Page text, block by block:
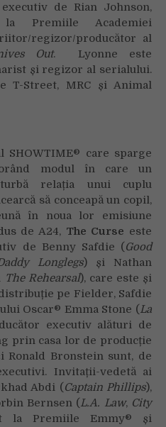
de Rian Johnson,
Premiile Academiei
regizor/producător al
Out. Lyonne este
și regizor al serialului.
T-Street, MRC și Animal
SHOWTIME® care sparge
modul în care un
relația unui cuplu
să conceapă un copil,
în noua lor emisiune
de A24, The Curse este
de Benny Safdie (Good
Longlegs) și Nathan
The Rehearsal), care este și
pe Fielder, Safdie
Oscar® Emma Stone (La
executiv alături de
prin casa lor de producție
Ronald Bronstein sunt, de
Invitații-vedetă ai
Abdi (Captain Phillips),
Bernsen (L.A. Law, City
la Premiile Emmy® și